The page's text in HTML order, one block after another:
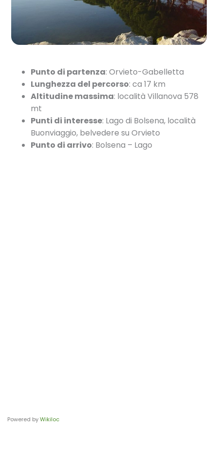
Punto di partenza: Orvieto-Gabelletta
Lunghezza del percorso: ca 17 km
Altitudine massima: località Villanova 578
mt
Punti di interesse: Lago di Bolsena, località
Buonviaggio, belvedere su Orvieto
Punto di arrivo: Bolsena – Lago
Powered byWikiloc